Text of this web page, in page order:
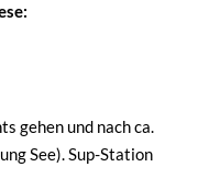
gehen und nach ca.
See). Sup-Station